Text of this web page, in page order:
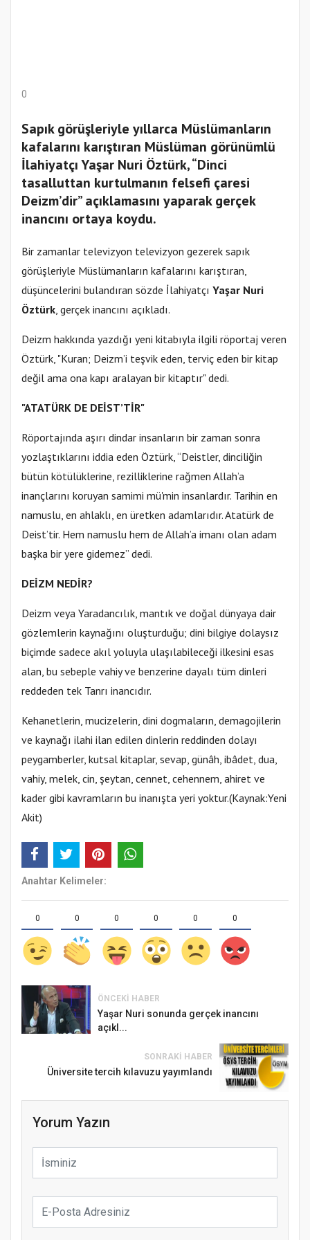
0
Sapık görüşleriyle yıllarca Müslümanların
kafalarını karıştıran Müslüman görünümlü
İlahiyatçı Yaşar Nuri Öztürk, “Dinci
tasalluttan kurtulmanın felsefi çaresi
Deizm’dir” açıklamasını yaparak gerçek
inancını ortaya koydu.
Bir zamanlar televizyon televizyon gezerek sapık
görüşleriyle Müslümanların kafalarını karıştıran,
düşüncelerini bulandıran sözde İlahiyatçı Yaşar Nuri
Öztürk, gerçek inancını açıkladı.
Deizm hakkında yazdığı yeni kitabıyla ilgili röportaj veren
Öztürk, "Kuran; Deizm’i teşvik eden, terviç eden bir kitap
değil ama ona kapı aralayan bir kitaptır" dedi.
"ATATÜRK DE DEİST’TİR"
Röportajında aşırı dindar insanların bir zaman sonra
yozlaştıklarını iddia eden Öztürk, “Deistler, dinciliğin
bütün kötülüklerine, rezilliklerine rağmen Allah’a
inançlarını koruyan samimi mü'min insanlardır. Tarihin en
namuslu, en ahlaklı, en üretken adamlarıdır. Atatürk de
Deist’tir. Hem namuslu hem de Allah’a imanı olan adam
başka bir yere gidemez” dedi.
DEİZM NEDİR?
Deizm veya Yaradancılık, mantık ve doğal dünyaya dair
gözlemlerin kaynağını oluşturduğu; dini bilgiye dolaysız
biçimde sadece akıl yoluyla ulaşılabileceği ilkesini esas
alan, bu sebeple vahiy ve benzerine dayalı tüm dinleri
reddeden tek Tanrı inancıdır.
Kehanetlerin, mucizelerin, dini dogmaların, demagojilerin
ve kaynağı ilahi ilan edilen dinlerin reddinden dolayı
peygamberler, kutsal kitaplar, sevap, günâh, ibâdet, dua,
vahiy, melek, cin, şeytan, cennet, cehennem, ahiret ve
kader gibi kavramların bu inanışta yeri yoktur.(Kaynak:Yeni
Akit)
Anahtar Kelimeler:
0 0 0 0 0 0
ÖNCEKI HABER
Yaşar Nuri sonunda gerçek inancını
açıkl...
SONRAKI HABER
Üniversite tercih kılavuzu yayımlandı
Yorum Yazın
Samsun Atakum’da Ayasofya Camii
Etkinliği